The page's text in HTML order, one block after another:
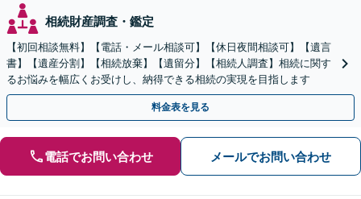
相続財産調査・鑑定
【初回相談無料】【電話・メール相談可】【休日夜間相談可】【遺言
書】【遺産分割】【相続放棄】【遺留分】【相続人調査】相続に関す
るお悩みを幅広くお受けし、納得できる相続の実現を目指します
料金表を見る
電話でお問い合わせ メールでお問い合わせ